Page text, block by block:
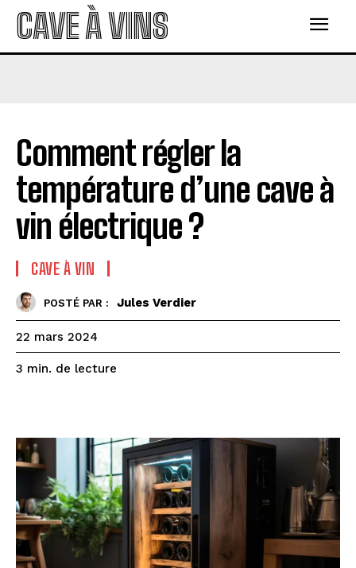
CAVE À VINS
Comment régler la
température d’une cave à
vin électrique ?
CAVE À VIN
POSTÉ PAR : Jules Verdier
22 mars 2024
3 min. de lecture